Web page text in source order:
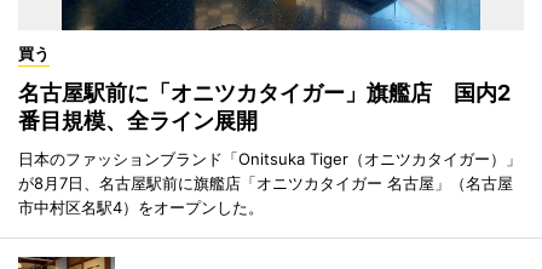
買う
名古屋駅前に「オニツカタイガー」旗艦店 国内2
番目規模、全ライン展開
日本のファッションブランド「Onitsuka Tiger（オニツカタイガー）」
が8月7日、名古屋駅前に旗艦店「オニツカタイガー 名古屋」（名古屋
市中村区名駅4）をオープンした。